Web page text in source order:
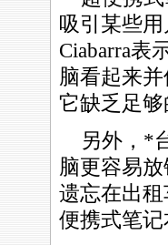
吸引某些
Ciabarra表
脑看起来并
它缺乏足
另外， *
脑更容易
遗忘在出
便携式笔